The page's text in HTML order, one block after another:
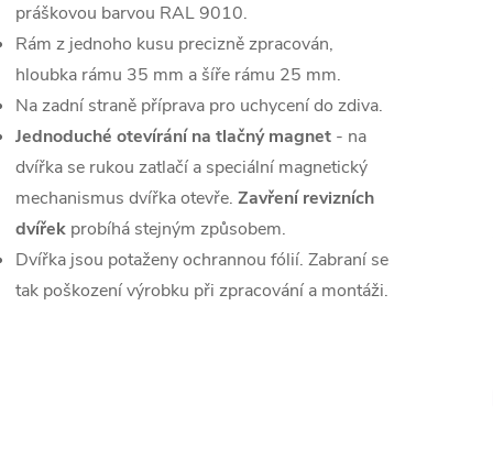
práškovou barvou RAL 9010.
Rám z jednoho kusu precizně zpracován,
hloubka rámu 35 mm a šíře rámu 25 mm.
Na zadní straně příprava pro uchycení do zdiva.
Jednoduché otevírání na tlačný magnet - na
dvířka se rukou zatlačí a speciální magnetický
mechanismus dvířka otevře. Zavření revizních
dvířek probíhá stejným způsobem.
Dvířka jsou potaženy ochrannou fólií. Zabraní se
tak poškození výrobku při zpracování a montáži.